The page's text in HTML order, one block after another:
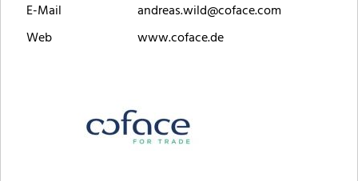
E-Mail
andreas.wild@coface.com
Web
www.coface.de